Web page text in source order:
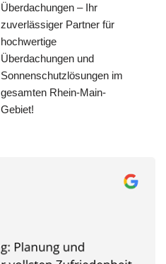
Überdachungen – Ihr
zuverlässiger Partner für
hochwertige
Überdachungen und
Sonnenschutzlösungen im
gesamten Rhein-Main-
Gebiet!